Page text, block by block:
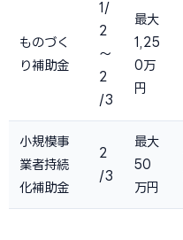
ものづく
り補助金
1/
2
〜
2
/3
最大
1,25
0万
円
小規模事
業者持続
化補助金
2
/3
最大
50
万円